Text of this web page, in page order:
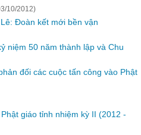
10/2012)
Đoàn kết mới bền vận
niệm 50 năm thành lập và Chu
đối các cuộc tấn công vào Phật
giáo tỉnh nhiệm kỳ II (2012 -